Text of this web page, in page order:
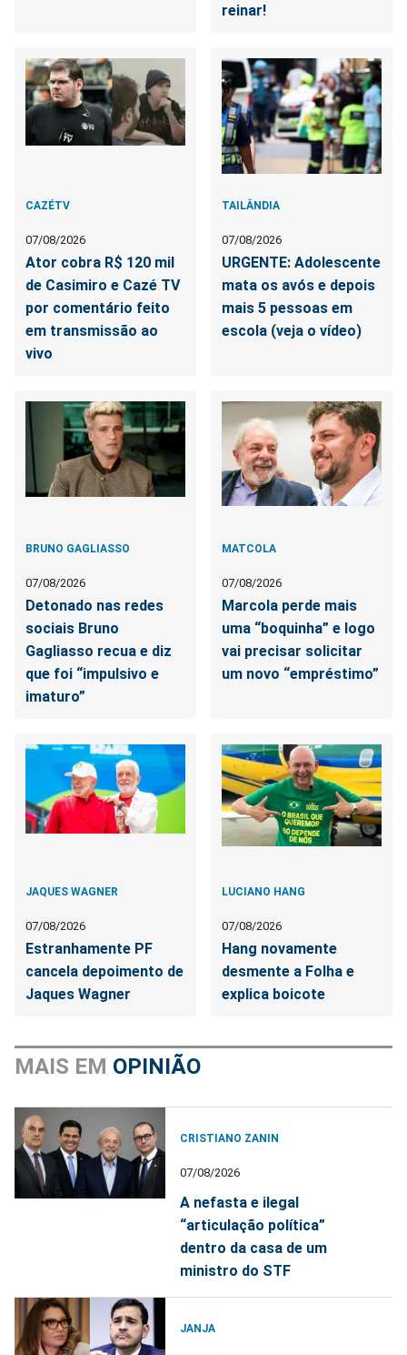
reinar!
CAZÉTV
07/08/2026
Ator cobra R$ 120 mil
de Casimiro e Cazé TV
por comentário feito
em transmissão ao
vivo
TAILÂNDIA
07/08/2026
URGENTE: Adolescente
mata os avós e depois
mais 5 pessoas em
escola (veja o vídeo)
BRUNO GAGLIASSO
07/08/2026
Detonado nas redes
sociais Bruno
Gagliasso recua e diz
que foi “impulsivo e
imaturo”
MATCOLA
07/08/2026
Marcola perde mais
uma “boquinha” e logo
vai precisar solicitar
um novo “empréstimo”
JAQUES WAGNER
07/08/2026
Estranhamente PF
cancela depoimento de
Jaques Wagner
LUCIANO HANG
07/08/2026
Hang novamente
desmente a Folha e
explica boicote
MAIS EM OPINIÃO
CRISTIANO ZANIN
07/08/2026
A nefasta e ilegal
“articulação política”
dentro da casa de um
ministro do STF
JANJA